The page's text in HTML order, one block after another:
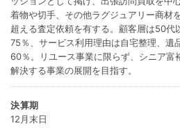
着物や切手、その他ラグジュアリー商材
超える査定依頼を有する。顧客層は50代
75％、サービス利用理由は自宅整理、遺
60％。リユース事業に限らず、シニア富
解決する事業の展開を目指す。
決算期
12月末日